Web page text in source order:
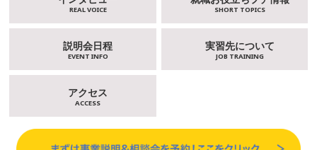
REAL VOICE SHORT TOPICS
説明会日程
EVENT INFO
実習先について
JOB TRAINING
アクセス
ACCESS